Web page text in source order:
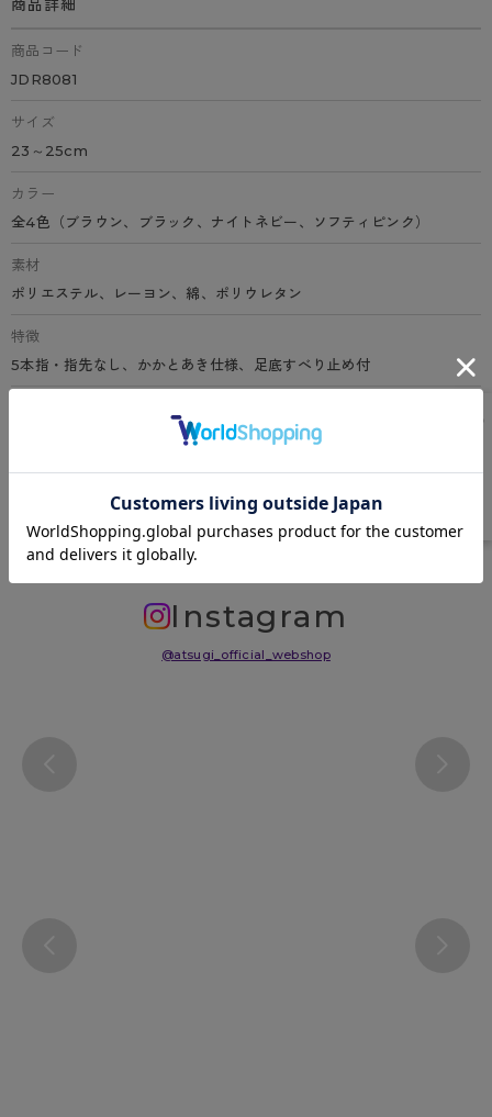
商品詳細
商品コード
JDR8081
サイズ
23～25cm
カラー
全4色（ブラウン、ブラック、ナイトネビー、ソフティピンク）
素材
ポリエステル、レーヨン、綿、ポリウレタン
特徴
5本指・指先なし、かかとあき仕様、足底すべり止め付
洗濯表示について よくある質問(FAQ)
Instagram
@atsugi_official_webshop